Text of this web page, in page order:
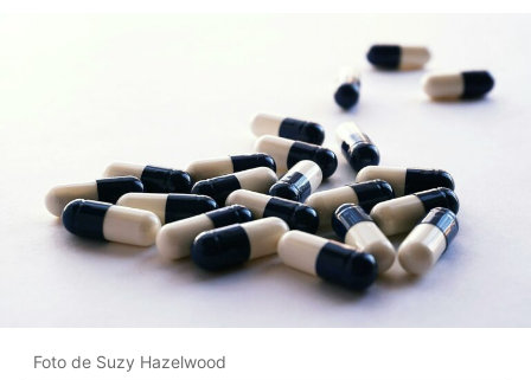
Foto de Suzy Hazelwood